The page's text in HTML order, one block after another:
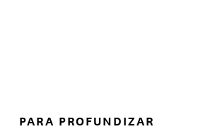
PARA PROFUNDIZAR